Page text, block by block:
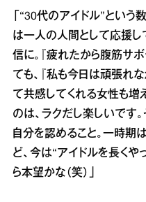
「“30代のアイドル”という
は一人の人間として応援し
信に。『疲れたから腹筋サ
ても、『私も今日は頑張れ
て共感してくれる女性も増
のは、ラクだし楽しいです
自分を認めること。一時期
ど、今は“アイドルを長く
ら本望かな（笑）」